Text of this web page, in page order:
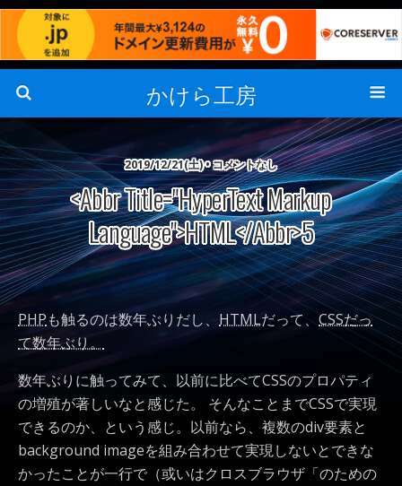
かけら工房
2019/12/21(土) • コメントなし
<abbr Title="HyperText Markup
Language">HTML</abbr>5
PHPも触るのは数年ぶりだし、 HTMLだって、 CSSだっ
て数年ぶり。
数年ぶりに触ってみて、以前に比べてCSSのプロパティ
の増殖が著しいなと感じた。 そんなことまでCSSで実現
できるのか、という感じ。以前なら、複数のdiv要素と
background imageを組み合わせて実現しないとできな
かったことが一行で（或いはクロスブラウザ「のための